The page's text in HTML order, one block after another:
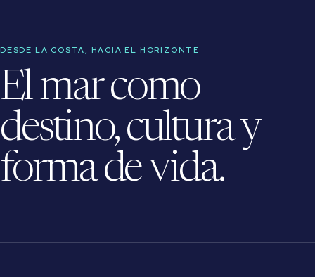
DESDE LA COSTA, HACIA EL HORIZONTE
El mar como
destino, cultura y
forma de vida.